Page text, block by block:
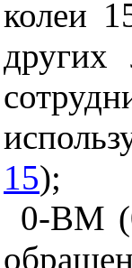
колеи
других
15);
0-ВМ